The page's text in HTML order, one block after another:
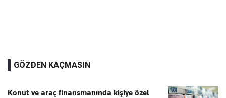
GÖZDEN KAÇMASIN
Konut ve araç finansmanında kişiye özel